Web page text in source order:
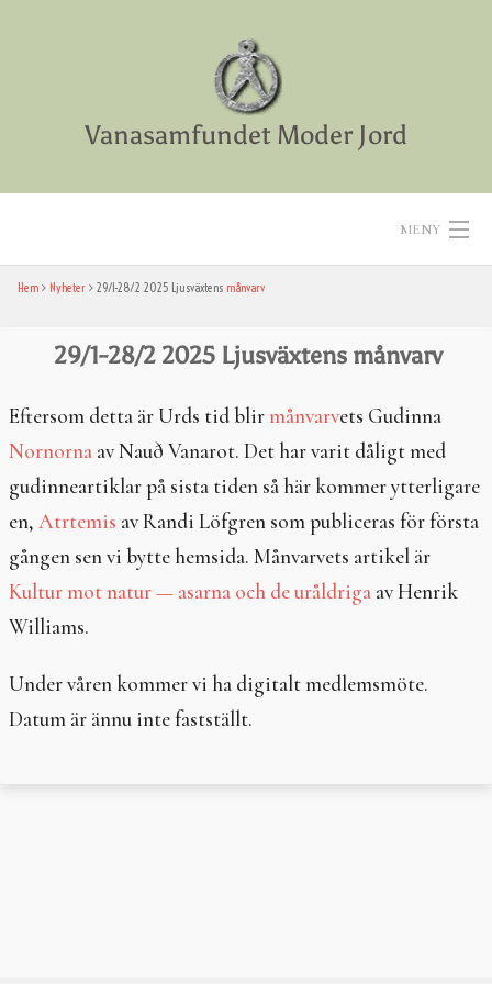
Vanasamfundet Moder Jord
MENY
Hem
Aktiviteter
Texter
Diverse
In English
Hem Nyheter 29/1-28/2 2025 Ljusväxtens månvarv
29/1-28/2 2025 Ljusväxtens månvarv
Eftersom detta är Urds tid blirmånvarvets Gudinna
Nornorna av Nauð Vanarot. Det har varit dåligt med
gudinneartiklar på sista tiden så här kommer ytterligare
en, Atrtemis av Randi Löfgren som publiceras för första
gången sen vi bytte hemsida. Månvarvets artikel är
Kultur mot natur — asarna och de uråldriga av Henrik
Williams.
Under våren kommer vi ha digitalt medlemsmöte.
Datum är ännu inte fastställt.